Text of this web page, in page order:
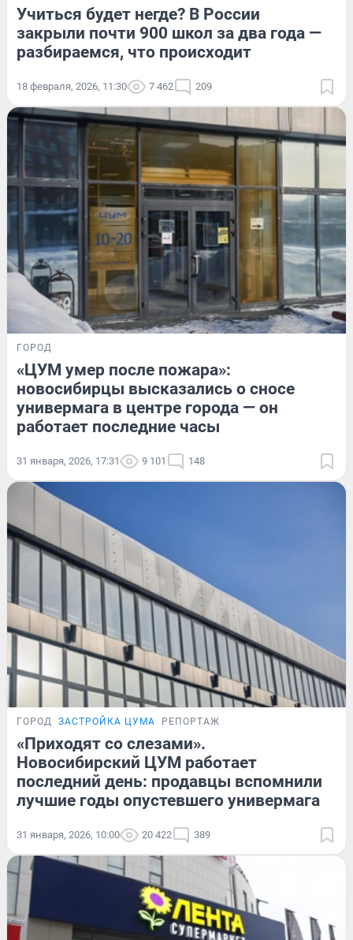
Учиться будет негде? В России
закрыли почти 900 школ за два года —
разбираемся, что происходит
18 февраля, 2026, 11:30 7 462 209
ГОРОД
«ЦУМ умер после пожара»:
новосибирцы высказались о сносе
универмага в центре города — он
работает последние часы
31 января, 2026, 17:31 9 101 148
ГОРОД ЗАСТРОЙКА ЦУМА РЕПОРТАЖ
«Приходят со слезами».
Новосибирский ЦУМ работает
последний день: продавцы вспомнили
лучшие годы опустевшего универмага
31 января, 2026, 10:00 20 422 389